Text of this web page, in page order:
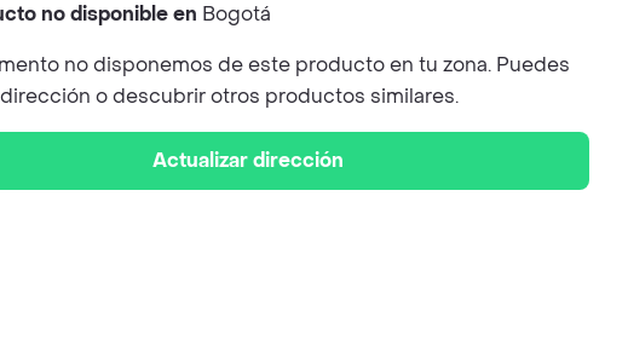
no disponible en Bogotá
no disponemos de este producto en tu zona. Puedes
o descubrir otros productos similares.
Actualizar dirección